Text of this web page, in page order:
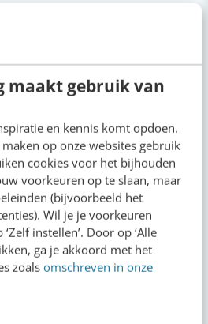
maakt gebruik van
en kennis komt opdoen.
op onze websites gebruik
cookies voor het bijhouden
voorkeuren op te slaan, maar
(bijvoorbeeld het
Wil je je voorkeuren
instellen’. Door op ‘Alle
ga je akkoord met het
zoals omschreven in onze
·
·
pas als je iets te zeggen
6 min·
zijn ze verplicht,
overbodig?